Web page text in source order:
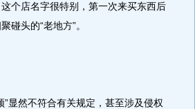
个店名字很特别，第一次来买东西后
碰头的“老地方”。
然不符合有关规定，甚至涉及侵权